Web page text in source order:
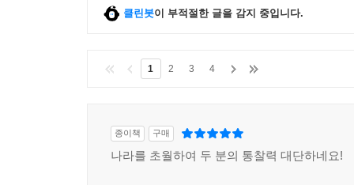
클린봇이 부적절한 글을 감지 중입니다.
1 2 3 4
종이책 구매
나라를 초월하여 두 분의 통찰력 대단하네요!